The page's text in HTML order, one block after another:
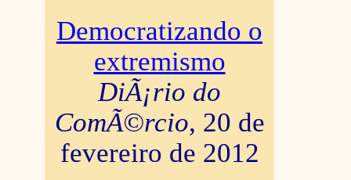
Democratizando o
extremismo
DiÃ¡rio do
ComÃ©rcio, 20 de
fevereiro de 2012